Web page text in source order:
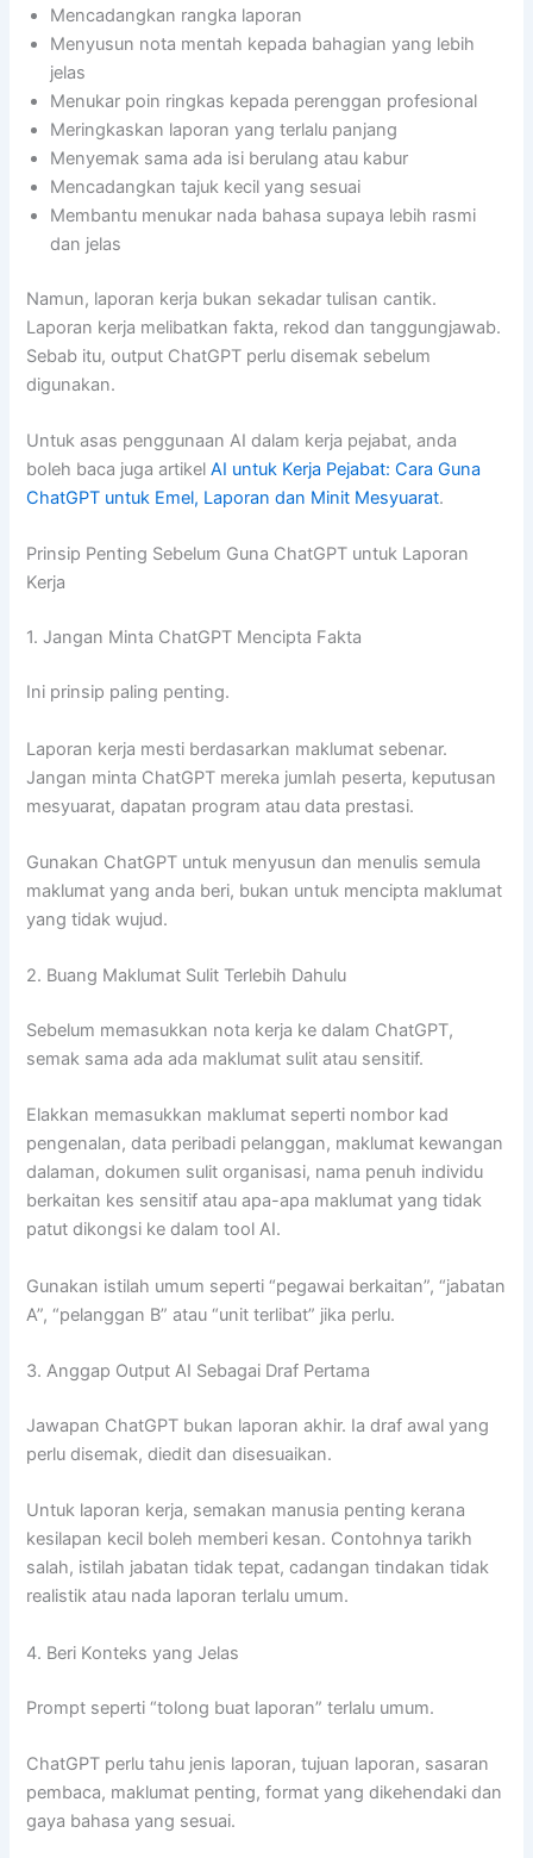
Mencadangkan rangka laporan
Menyusun nota mentah kepada bahagian yang lebih
jelas
Menukar poin ringkas kepada perenggan profesional
Meringkaskan laporan yang terlalu panjang
Menyemak sama ada isi berulang atau kabur
Mencadangkan tajuk kecil yang sesuai
Membantu menukar nada bahasa supaya lebih rasmi
dan jelas
Namun, laporan kerja bukan sekadar tulisan cantik.
Laporan kerja melibatkan fakta, rekod dan tanggungjawab.
Sebab itu, output ChatGPT perlu disemak sebelum
digunakan.
Untuk asas penggunaan AI dalam kerja pejabat, anda
boleh baca juga artikelAI untuk Kerja Pejabat: Cara Guna
ChatGPT untuk Emel, Laporan dan Minit Mesyuarat.
Prinsip Penting Sebelum Guna ChatGPT untuk Laporan
Kerja
1. Jangan Minta ChatGPT Mencipta Fakta
Ini prinsip paling penting.
Laporan kerja mesti berdasarkan maklumat sebenar.
Jangan minta ChatGPT mereka jumlah peserta, keputusan
mesyuarat, dapatan program atau data prestasi.
Gunakan ChatGPT untuk menyusun dan menulis semula
maklumat yang anda beri, bukan untuk mencipta maklumat
yang tidak wujud.
2. Buang Maklumat Sulit Terlebih Dahulu
Sebelum memasukkan nota kerja ke dalam ChatGPT,
semak sama ada ada maklumat sulit atau sensitif.
Elakkan memasukkan maklumat seperti nombor kad
pengenalan, data peribadi pelanggan, maklumat kewangan
dalaman, dokumen sulit organisasi, nama penuh individu
berkaitan kes sensitif atau apa-apa maklumat yang tidak
patut dikongsi ke dalam tool AI.
Gunakan istilah umum seperti “pegawai berkaitan”, “jabatan
A”, “pelanggan B” atau “unit terlibat” jika perlu.
3. Anggap Output AI Sebagai Draf Pertama
Jawapan ChatGPT bukan laporan akhir. Ia draf awal yang
perlu disemak, diedit dan disesuaikan.
Untuk laporan kerja, semakan manusia penting kerana
kesilapan kecil boleh memberi kesan. Contohnya tarikh
salah, istilah jabatan tidak tepat, cadangan tindakan tidak
realistik atau nada laporan terlalu umum.
4. Beri Konteks yang Jelas
Prompt seperti “tolong buat laporan” terlalu umum.
ChatGPT perlu tahu jenis laporan, tujuan laporan, sasaran
pembaca, maklumat penting, format yang dikehendaki dan
gaya bahasa yang sesuai.